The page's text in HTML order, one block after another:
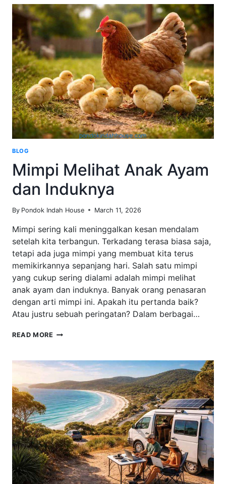
PONDOK
INDAH
A
GOOD
INVESTMENT
IN
2026?
BLOG
Mimpi Melihat Anak Ayam
dan Induknya
By Pondok Indah House March 11, 2026
Mimpi sering kali meninggalkan kesan mendalam
setelah kita terbangun. Terkadang terasa biasa saja,
tetapi ada juga mimpi yang membuat kita terus
memikirkannya sepanjang hari. Salah satu mimpi
yang cukup sering dialami adalah mimpi melihat
anak ayam dan induknya. Banyak orang penasaran
dengan arti mimpi ini. Apakah itu pertanda baik?
Atau justru sebuah peringatan? Dalam berbagai…
READ MORE MIMPI
AYAM
DAN
INDUKNYA